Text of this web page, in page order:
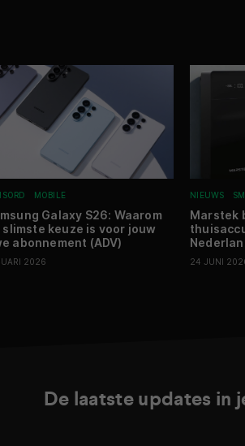
MOBILE
Galaxy S26: Waarom
slimste keuze is voor jouw
abonnement (ADV)
2026
NIEUWS
Marstek
24 JUNI
De laatste updates in